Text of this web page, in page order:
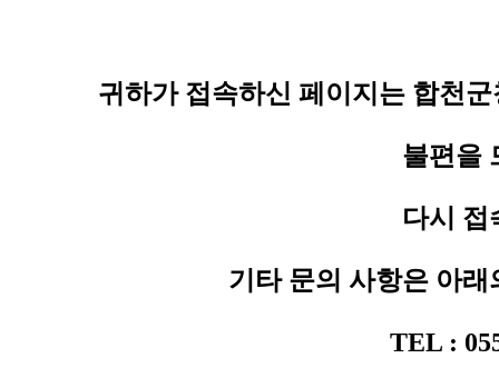
귀하가 접속하신 페이지는 합천
불편을
다시 접
기타 문의 사항은 아
TEL :